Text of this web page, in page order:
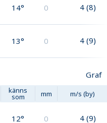
14° 0 4 (8)
13° 0 4 (9)
Graf
känns
som mm m/s (by)
12° 0 4 (9)